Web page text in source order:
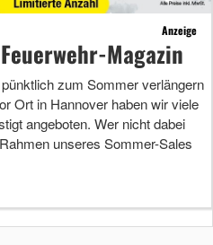
Anzeige
Magazin
zum Sommer verlängern
Ort in Hannover haben wir viele
angeboten. Wer nicht dabei
unseres Sommer-Sales